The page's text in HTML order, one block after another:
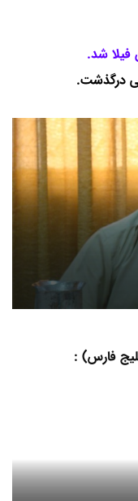
فیلا شد.
درگذشت.
فارس) :